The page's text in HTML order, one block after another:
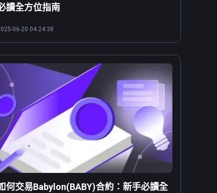
讀全方位指南
06-20 04:24:38
何交易Babylon(BABY)合約：新手必讀全